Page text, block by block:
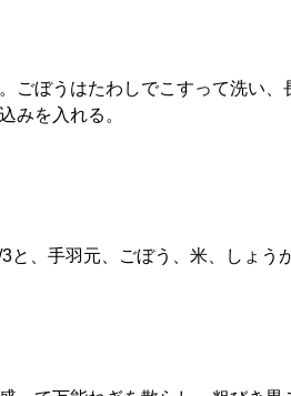
ごぼうはたわしでこすって洗い
みを入れる。
、手羽元、ごぼう、米、しょ